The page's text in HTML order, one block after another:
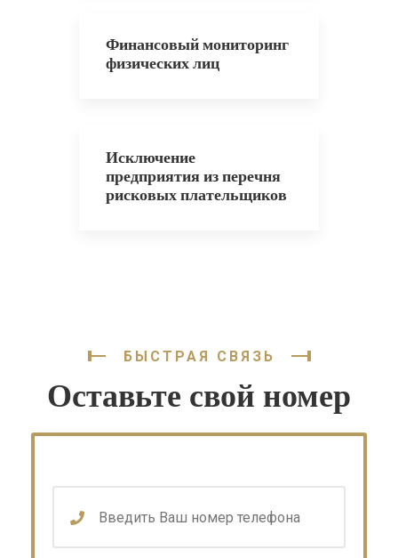
Финансовый мониторинг
физических лиц
Исключение
предприятия из перечня
рисковых плательщиков
БЫСТРАЯ СВЯЗЬ
Оставьте свой номер